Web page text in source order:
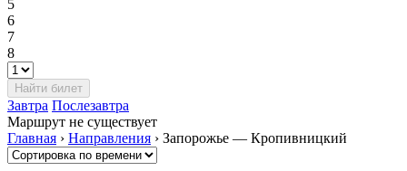
5
6
7
8
Завтра Послезавтра
Маршрут не существует
Главная › Направления › Запорожье — Кропивницкий